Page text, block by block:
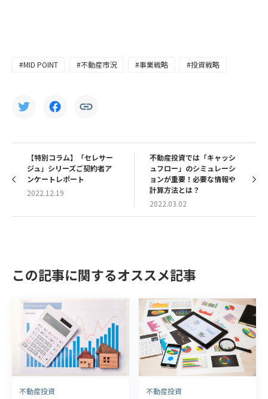
#MID POINT #不動産市況 #事業戦略 #投資戦略
【特別コラム】「セレサー
ジュ」シリーズご契約者ア
ンケートレポート
2022.12.19
不動産投資では「キャッシ
ュフロー」のシミュレーシ
ョンが重要！必要な情報や
計算方法とは？
2022.03.02
この記事に関するオススメ記事
不動産投資 不動産投資